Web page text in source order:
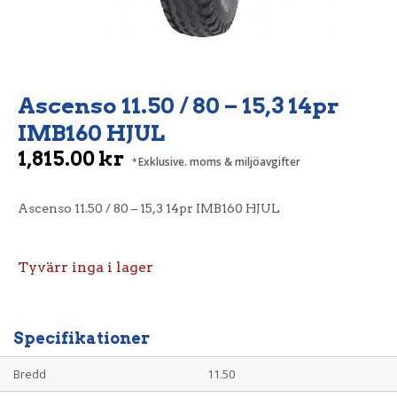
Ascenso 11.50 / 80 – 15,3 14pr
IMB160 HJUL
1,815.00kr Exklusive. moms & miljöavgifter
Ascenso 11.50 / 80 – 15,3 14pr IMB160 HJUL
Tyvärr inga i lager
Specifikationer
Bredd 11.50